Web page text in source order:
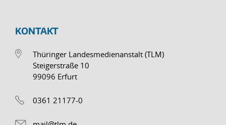
KONTAKT
Thüringer Landesmedienanstalt (TLM)
Steigerstraße 10
99096 Erfurt
0361 21177-0